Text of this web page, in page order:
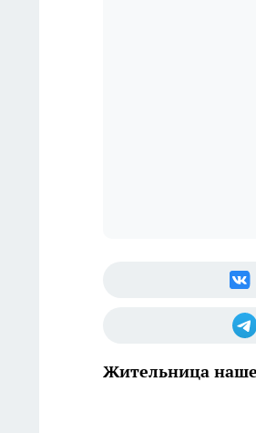
Жительница